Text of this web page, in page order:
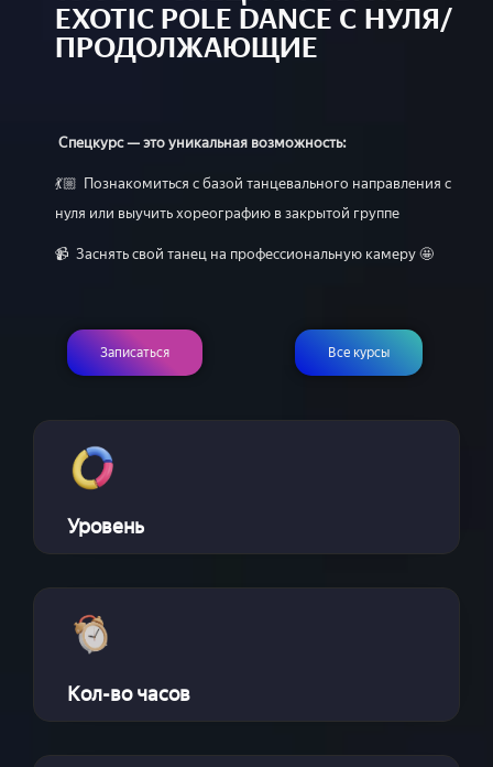
Приложение
Online
EXOTIC POLE DANCE С НУЛЯ/
ПРОДОЛЖАЮЩИЕ
Спецкурс — это уникальная возможность:
💃🏼 Познакомиться с базой танцевального направления с
нуля или выучить хореографию в закрытой группе
📹 Заснять свой танец на профессиональную камеру 🤩
Записаться Все курсы
Уровень
Кол-во часов